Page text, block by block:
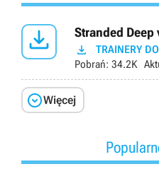
 Stranded Deep
 TRAINERY
Pobrań: 34.2K
Więcej